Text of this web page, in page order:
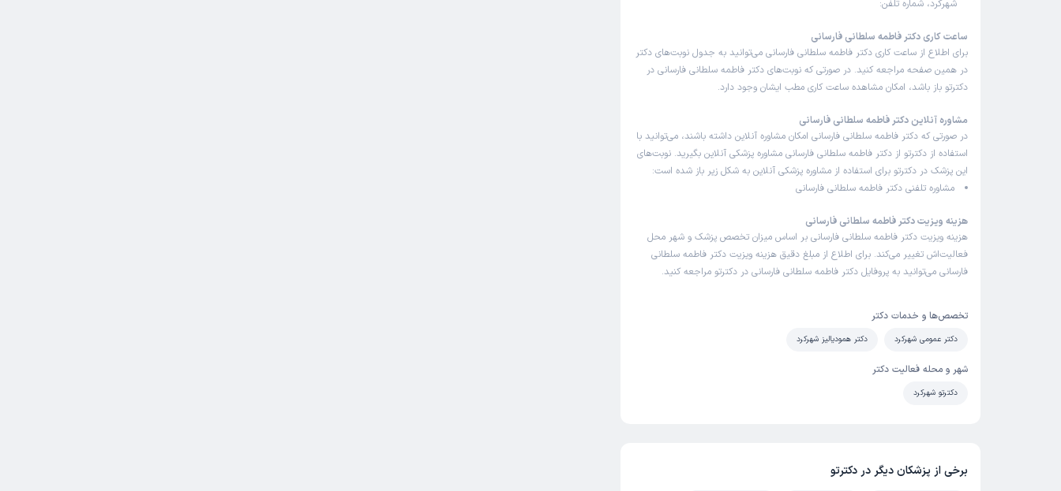
شهرکرد، شماره تلفن:
ساعت کاری دکتر فاطمه سلطانی فارسانی
برای اطلاع از ساعت کاری دکتر فاطمه سلطانی فارسانی می‌توانید به جدول نوبت‌های دکتر
در همین صفحه مراجعه کنید. در صورتی که نوبت‌های دکتر فاطمه سلطانی فارسانی در
دکترتو باز باشد، امکان مشاهده ساعت کاری مطب ایشان وجود دارد.
مشاوره آنلاین دکتر فاطمه سلطانی فارسانی
در صورتی که دکتر فاطمه سلطانی فارسانی امکان مشاوره آنلاین داشته باشند، می‌توانید با
استفاده از دکترتو از دکتر فاطمه سلطانی فارسانی مشاوره پزشکی آنلاین بگیرید. نوبت‌های
این پزشک در دکترتو برای استفاده از مشاوره پزشکی آنلاین به شکل زیر باز شده است:
مشاوره تلفنی دکتر فاطمه سلطانی فارسانی
هزینه ویزیت دکتر فاطمه سلطانی فارسانی
هزینه ویزیت دکتر فاطمه سلطانی فارسانی بر اساس میزان تخصص پزشک و شهر محل
فعالیت‌اش تغییر می‌کند. برای اطلاع از مبلغ دقیق هزینه ویزیت دکتر فاطمه سلطانی
فارسانی می‌توانید به پروفایل دکتر فاطمه سلطانی فارسانی در دکترتو مراجعه کنید.
تخصص‌ها و خدمات دکتر
دکتر عمومی شهرکرد دکتر همودیالیز شهرکرد
شهر و محله فعالیت دکتر
دکترتو شهرکرد
برخی از پزشکان دیگر در دکترتو